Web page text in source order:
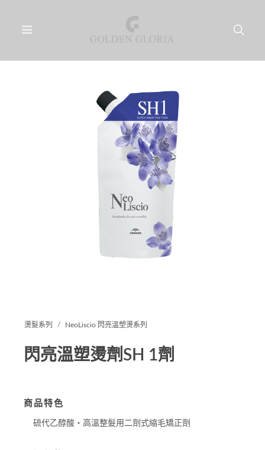
燙髮系列 NeoLiscio 閃亮溫塑燙系列
閃亮溫塑燙劑SH 1劑
商品特色
硫代乙醇酸‧高溫整髮用二劑式縮毛矯正劑